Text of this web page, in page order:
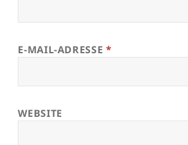
E-MAIL-ADRESSE *
WEBSITE